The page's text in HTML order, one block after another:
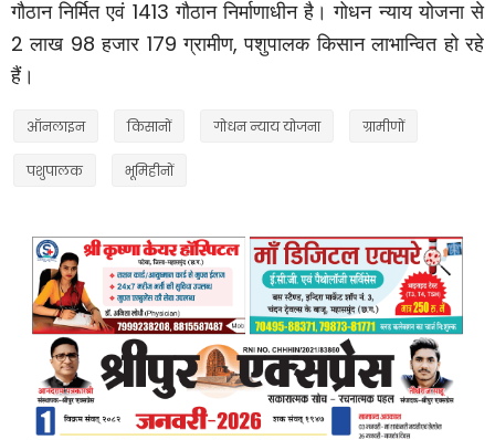
गौठान निर्मित एवं 1413गौठान निर्माणाधीन है। गोधन न्याय योजना से
2लाख 98हजार 179ग्रामीण,पशुपालक किसान लाभान्वित हो रहे
हैं।
ऑनलाइन किसानों गोधन न्याय योजना ग्रामीणों
पशुपालक भूमिहीनों